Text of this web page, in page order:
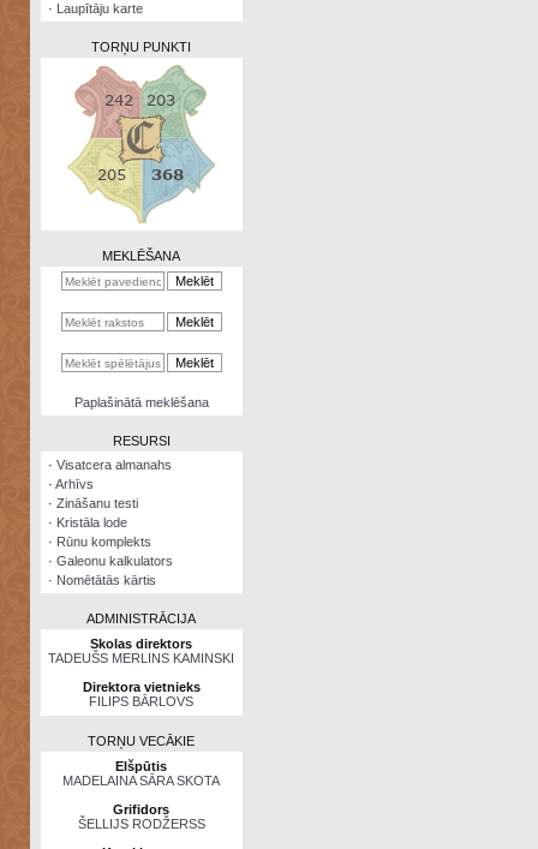
Zināšanu
kalkulators
Nomētātās
· Laupītāju karte
TORŅU PUNKTI
MEKLĒŠANA
Paplašinātā meklēšana
RESURSI
· Visatcera almanahs
· Arhīvs
· Zināšanu testi
· Kristāla lode
· Rūnu komplekts
· Galeonu kalkulators
· Nomētātās kārtis
ADMINISTRĀCIJA
Skolas direktors
TADEUŠS MERLINS KAMINSKI
Direktora vietnieks
FILIPS BĀRLOVS
TORŅU VECĀKIE
Elšpūtis
MADELAINA SĀRA SKOTA
Grifidors
ŠELLIJS RODŽERSS